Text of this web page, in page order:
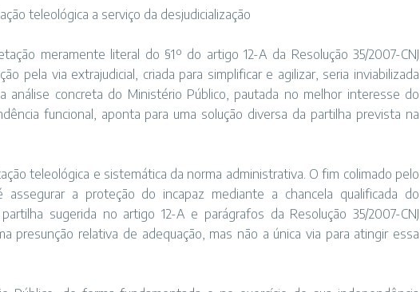
teleológica a serviço da desjudicialização
meramente literal do §1º do artigo 12-A da Resolução 35/2007-CNJ
pela via extrajudicial, criada para simplificar e agilizar, seria inviabilizada
análise concreta do Ministério Público, pautada no melhor interesse do
funcional, aponta para uma solução diversa da partilha prevista na
teleológica e sistemática da norma administrativa. O fim colimado pelo
assegurar a proteção do incapaz mediante a chancela qualificada do
sugerida no artigo 12-A e parágrafos da Resolução 35/2007-CNJ
presunção relativa de adequação, mas não a única via para atingir essa